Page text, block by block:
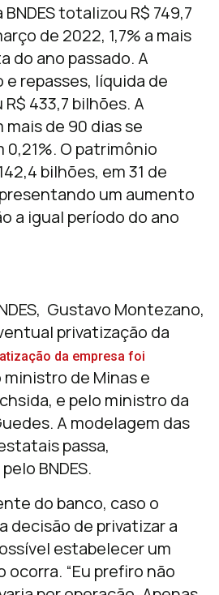
totalizou R$ 749,7
de 2022, 1,7% a mais
do ano passado. A
repasses, líquida de
433,7 bilhões. A
de 90 dias se
0,21%. O patrimônio
bilhões, em 31 de
um aumento
a igual período do ano
Gustavo Montezano,
privatização da
da empresa foi
ministro de Minas e
e pelo ministro da
A modelagem das
passa,
BNDES.
do banco, caso o
decisão de privatizar a
estabelecer um
ocorra. “Eu prefiro não